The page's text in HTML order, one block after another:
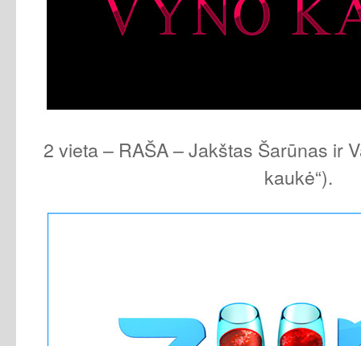
2 vieta – RAŠA – Jakštas Šarūnas ir
kaukė“).